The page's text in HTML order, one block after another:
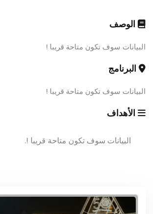
الوصف
البيانات سوف تكون متاحة قريبا !
البرنامج
البيانات سوف تكون متاحة قريبا !
الأهداف
البيانات سوف تكون متاحة قريبا !.